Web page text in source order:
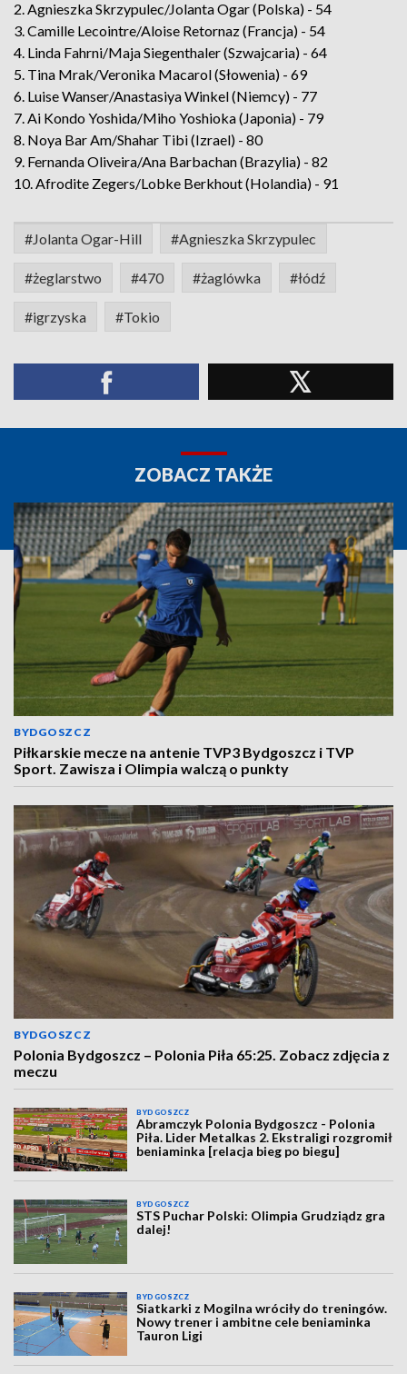
2. Agnieszka Skrzypulec/Jolanta Ogar (Polska) - 54
3. Camille Lecointre/Aloise Retornaz (Francja) - 54
4. Linda Fahrni/Maja Siegenthaler (Szwajcaria) - 64
5. Tina Mrak/Veronika Macarol (Słowenia) - 69
6. Luise Wanser/Anastasiya Winkel (Niemcy) - 77
7. Ai Kondo Yoshida/Miho Yoshioka (Japonia) - 79
8. Noya Bar Am/Shahar Tibi (Izrael) - 80
9. Fernanda Oliveira/Ana Barbachan (Brazylia) - 82
10. Afrodite Zegers/Lobke Berkhout (Holandia) - 91
#Jolanta Ogar-Hill #Agnieszka Skrzypulec
#żeglarstwo #470 #żaglówka #łódź
#igrzyska #Tokio
ZOBACZ TAKŻE
BYDGOSZCZ
Piłkarskie mecze na antenie TVP3 Bydgoszcz i TVP
Sport. Zawisza i Olimpia walczą o punkty
BYDGOSZCZ
Polonia Bydgoszcz – Polonia Piła 65:25. Zobacz zdjęcia z
meczu
BYDGOSZCZ
Abramczyk Polonia Bydgoszcz - Polonia
Piła. Lider Metalkas 2. Ekstraligi rozgromił
beniaminka [relacja bieg po biegu]
BYDGOSZCZ
STS Puchar Polski: Olimpia Grudziądz gra
dalej!
BYDGOSZCZ
Siatkarki z Mogilna wróciły do treningów.
Nowy trener i ambitne cele beniaminka
Tauron Ligi